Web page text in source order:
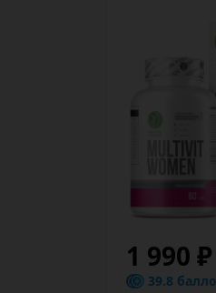
1 990 ₽
39.8